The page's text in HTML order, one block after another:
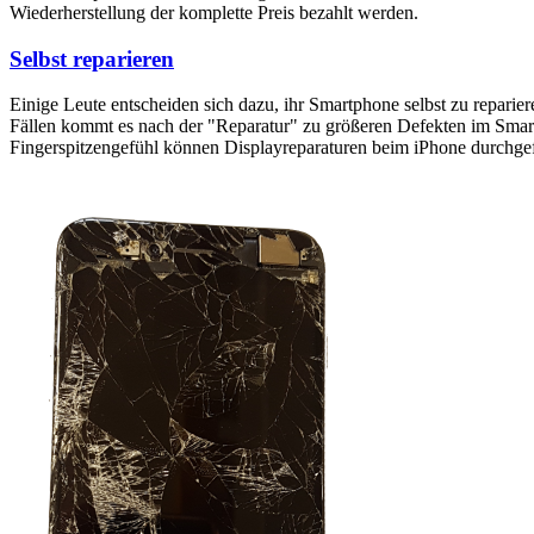
Wiederherstellung der komplette Preis bezahlt werden.
Selbst reparieren
Einige Leute entscheiden sich dazu, ihr Smartphone selbst zu
Fällen kommt es nach der "Reparatur" zu größeren Defekten im
Fingerspitzengefühl können Displayreparaturen beim iPhone